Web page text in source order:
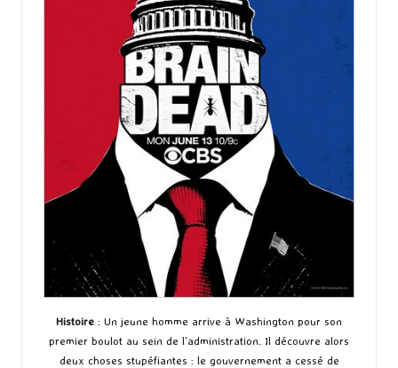
Histoire : Un jeune homme arrive à Washington pour son
premier boulot au sein de l’administration. Il découvre alors
deux choses stupéfiantes : le gouvernement a cessé de